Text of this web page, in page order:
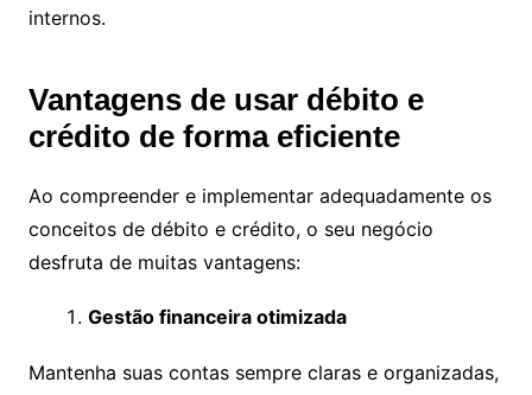
internos.
Vantagens de usar débito e
crédito de forma eficiente
Ao compreender e implementar adequadamente os
conceitos de débito e crédito, o seu negócio
desfruta de muitas vantagens:
Gestão financeira otimizada
Mantenha suas contas sempre claras e organizadas,